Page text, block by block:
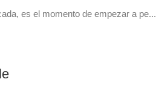
es el momento de empezar a pe...